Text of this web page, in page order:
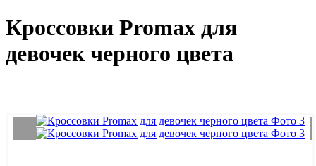
Кроссовки Promax для
девочек черного цвета